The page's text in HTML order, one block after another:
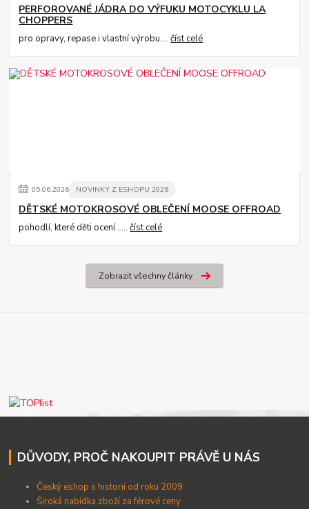
PERFOROVANÉ JÁDRA DO VÝFUKU MOTOCYKLU LA
CHOPPERS
pro opravy, repase i vlastní výrobu....číst celé
05.06.2026 NOVINKY Z ESHOPU 2026
DĚTSKÉ MOTOKROSOVÉ OBLEČENÍ MOOSE OFFROAD
pohodlí, které děti ocení .....číst celé
Zobrazit všechny články
DŮVODY, PROČ NAKOUPIT PRÁVĚ U NÁS
Český eshop s historií od roku 2009
Široká nabídka zboží za férové ceny